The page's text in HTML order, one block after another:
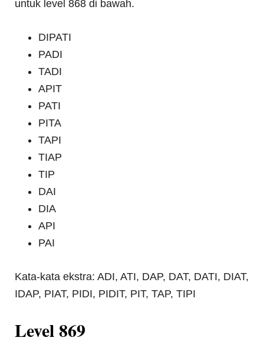
untuk level 868 di bawah.
DIPATI
PADI
TADI
APIT
PATI
PITA
TAPI
TIAP
TIP
DAI
DIA
API
PAI
Kata-kata ekstra: ADI, ATI, DAP, DAT, DATI, DIAT,
IDAP, PIAT, PIDI, PIDIT, PIT, TAP, TIPI
Level 869